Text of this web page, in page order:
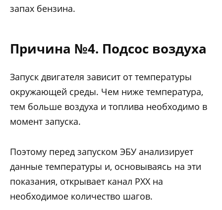
запах бензина.
Причина №4. Подсос воздуха
Запуск двигателя зависит от температуры
окружающей среды. Чем ниже температура,
тем больше воздуха и топлива необходимо в
момент запуска.
Поэтому перед запуском ЭБУ анализирует
данные температуры и, основываясь на эти
показания, открывает канал РХХ на
необходимое количество шагов.